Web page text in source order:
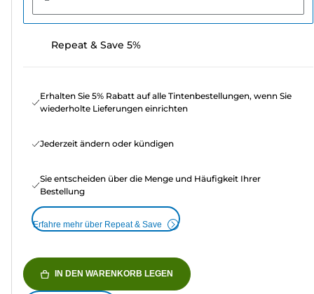
Repeat & Save 5%
Erhalten Sie 5% Rabatt auf alle Tintenbestellungen, wenn Sie
wiederholte Lieferungen einrichten
Jederzeit ändern oder kündigen
Sie entscheiden über die Menge und Häufigkeit Ihrer
Bestellung
Erfahre mehr über Repeat & Save
IN DEN WARENKORB LEGEN